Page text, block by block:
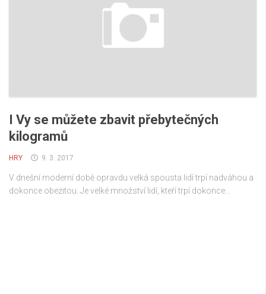
I Vy se můžete zbavit přebytečných
kilogramů
HRY 9. 3. 2017
V dnešní moderní době opravdu velká spousta lidí trpí nadváhou a
dokonce obezitou. Je velké množství lidí, kteří trpí dokonce...